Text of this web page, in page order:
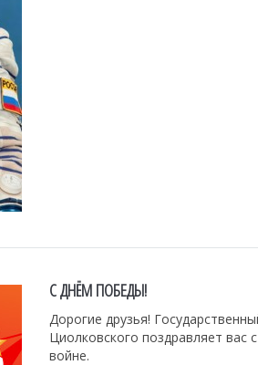
С ДНЁМ ПОБЕДЫ!
Дорогие друзья!
Циолковского поздравляет
войне.